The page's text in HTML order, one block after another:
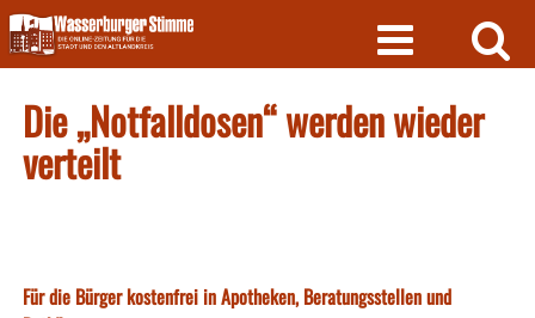
Skip
to
content
Die „Notfalldosen“ werden wieder
verteilt
Für die Bürger kostenfrei in Apotheken, Beratungsstellen und